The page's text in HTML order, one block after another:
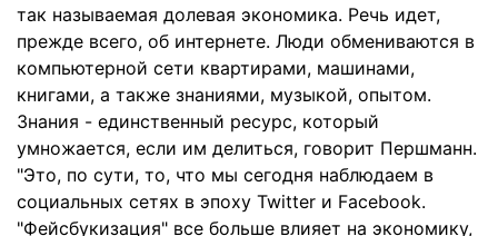
так называемая долевая экономика. Речь идет,
прежде всего, об интернете. Люди обмениваются в
компьютерной сети квартирами, машинами,
книгами, а также знаниями, музыкой, опытом.
Знания - единственный ресурс, который
умножается, если им делиться, говорит Першманн.
"Это, по сути, то, что мы сегодня наблюдаем в
социальных сетях в эпоху Twitter и Facebook.
"Фейсбукизация" все больше влияет на экономику,